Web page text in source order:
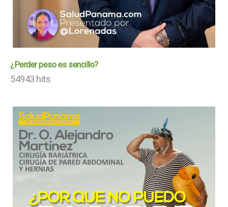
¿Perder peso es sencillo?
54943 hits